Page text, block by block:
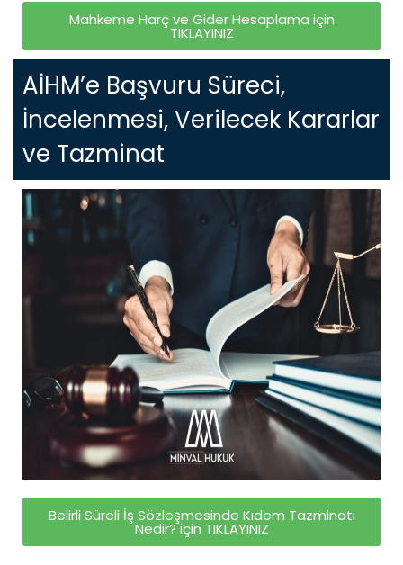
Mahkeme Harç ve Gider Hesaplama için
TIKLAYINIZ
AİHM’e Başvuru Süreci,
İncelenmesi, Verilecek Kararlar
ve Tazminat
Belirli Süreli İş Sözleşmesinde Kıdem Tazminatı
Nedir? için TIKLAYINIZ